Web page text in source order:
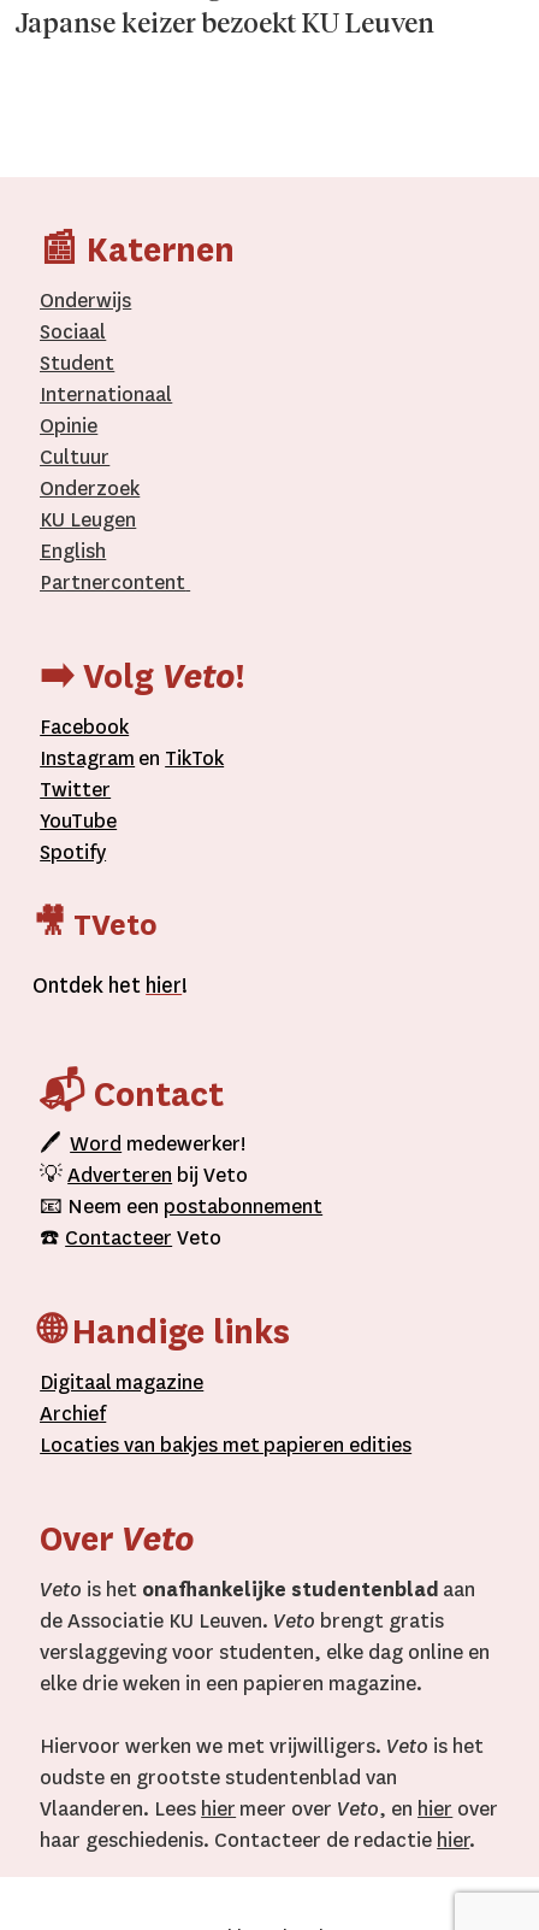
Japanse keizer bezoekt KU Leuven
📰 Katernen
Onderwijs
Sociaal
Student
Internationaal­
Opinie
Cultuur
Onderzoek
KU Leugen
English
Partnercontent
➡️ Volg Veto!
Facebook
Instagram en TikTok
Twitter
YouTube
Spotify
🎥 TVeto
Ontdek het hier!
📬 Contact
🖊Word medewerker!
💡Adverteren bij Veto
📧 Neem een postabonnement
☎️ Contacteer Veto
🌐 Handige links
Digitaal magazine
Archief
Locaties van bakjes metpapieren edities
Over Veto
Veto is het onafhankelijke studentenblad aan
de Associatie KU Leuven. Veto brengt gratis
verslaggeving voor studenten, elke dag online en
elke drie weken in een papieren magazine.
Hiervoor werken we met vrijwilligers. Veto is het
oudste en grootste studentenblad van
Vlaanderen. Lees hier meer over Veto, en hier over
haar geschiedenis. Contacteer de redactie hier.